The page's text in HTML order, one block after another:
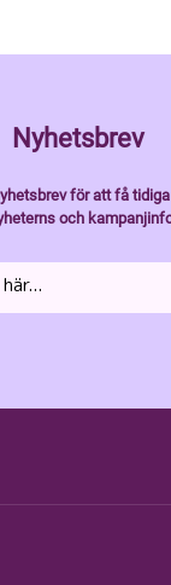
Nyhetsbrev
för att få
och